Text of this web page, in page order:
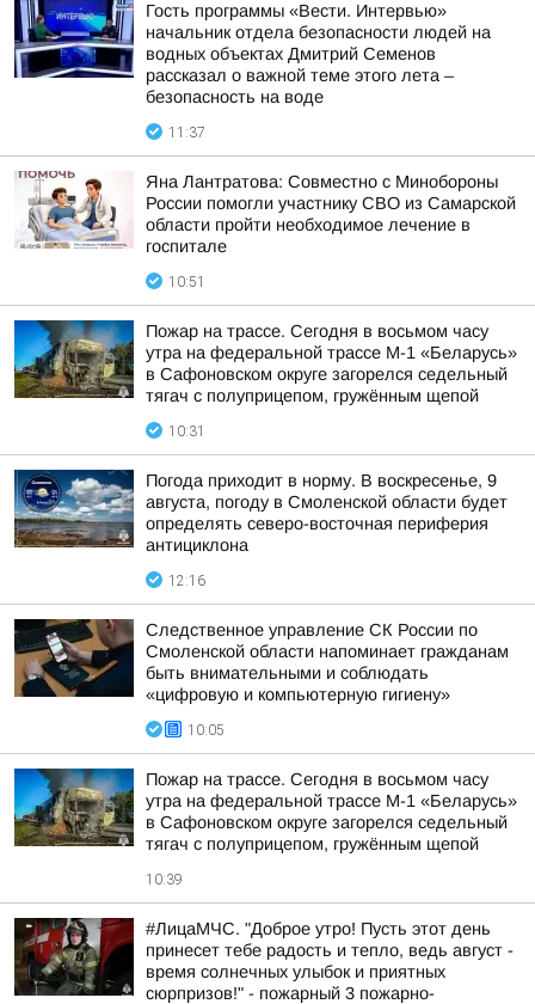
Гость программы «Вести. Интервью»
начальник отдела безопасности людей на
водных объектах Дмитрий Семенов
рассказал о важной теме этого лета –
безопасность на воде
11:37
Яна Лантратова: Совместно с Минобороны
России помогли участнику СВО из Самарской
области пройти необходимое лечение в
госпитале
10:51
Пожар на трассе. Сегодня в восьмом часу
утра на федеральной трассе М-1 «Беларусь»
в Сафоновском округе загорелся седельный
тягач с полуприцепом, гружённым щепой
10:31
Погода приходит в норму. В воскресенье, 9
августа, погоду в Смоленской области будет
определять северо-восточная периферия
антициклона
12:16
Следственное управление СК России по
Смоленской области напоминает гражданам
быть внимательными и соблюдать
«цифровую и компьютерную гигиену»
10:05
Пожар на трассе. Сегодня в восьмом часу
утра на федеральной трассе М-1 «Беларусь»
в Сафоновском округе загорелся седельный
тягач с полуприцепом, гружённым щепой
10:39
#ЛицаМЧС. "Доброе утро! Пусть этот день
принесет тебе радость и тепло, ведь август -
время солнечных улыбок и приятных
сюрпризов!" - пожарный 3 пожарно-